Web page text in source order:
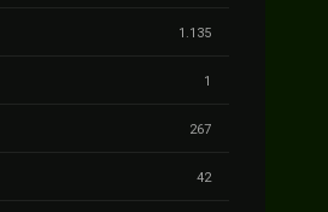
1.135
1
267
42